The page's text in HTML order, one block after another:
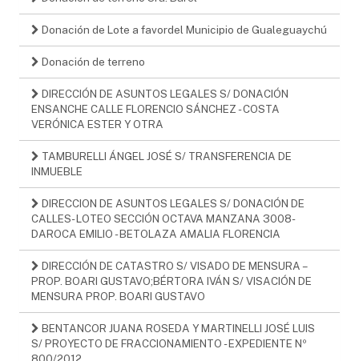
Donación de Lote a favordel Municipio de Gualeguaychú
Donación de terreno
DIRECCIÓN DE ASUNTOS LEGALES S/ DONACIÓN
ENSANCHE CALLE FLORENCIO SÁNCHEZ - COSTA
VERÓNICA ESTER Y OTRA
TAMBURELLI ÁNGEL JOSÉ S/ TRANSFERENCIA DE
INMUEBLE
DIRECCION DE ASUNTOS LEGALES S/ DONACIÓN DE
CALLES- LOTEO SECCIÓN OCTAVA MANZANA 3008-
DAROCA EMILIO - BETOLAZA AMALIA FLORENCIA
DIRECCIÓN DE CATASTRO S/ VISADO DE MENSURA –
PROP. BOARI GUSTAVO;BÉRTORA IVÁN S/ VISACIÓN DE
MENSURA PROP. BOARI GUSTAVO
BENTANCOR JUANA ROSEDA Y MARTINELLI JOSÉ LUIS
S/ PROYECTO DE FRACCIONAMIENTO - EXPEDIENTE Nº
800/2012